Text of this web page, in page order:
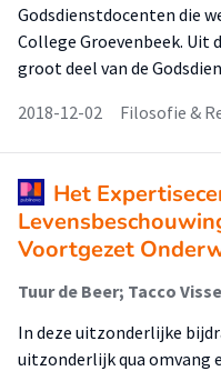
Godsdienstdocenten die
College Groevenbeek.
groot deel van de
2018-12-02
Filosofie &
Het
Voortgezet
In deze uitzonderlijke
uitzonderlijk qua omvang